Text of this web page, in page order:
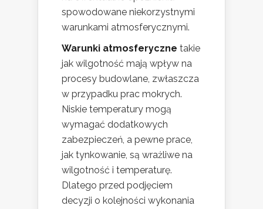
spowodowane niekorzystnymi
warunkami atmosferycznymi.
Warunki atmosferyczne takie
jak wilgotność mają wpływ na
procesy budowlane, zwłaszcza
w przypadku prac mokrych.
Niskie temperatury mogą
wymagać dodatkowych
zabezpieczeń, a pewne prace,
jak tynkowanie, są wrażliwe na
wilgotność i temperaturę.
Dlatego przed podjęciem
decyzji o kolejności wykonania